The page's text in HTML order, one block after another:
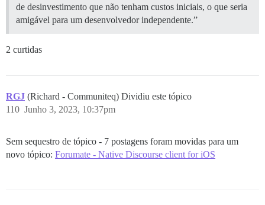
de desinvestimento que não tenham custos iniciais, o que seria
amigável para um desenvolvedor independente.”
2 curtidas
RGJ (Richard - Communiteq) Dividiu este tópico
Junho 3, 2023, 10:37pm
110
Sem sequestro de tópico - 7 postagens foram movidas para um
novo tópico: Forumate - Native Discourse client for iOS